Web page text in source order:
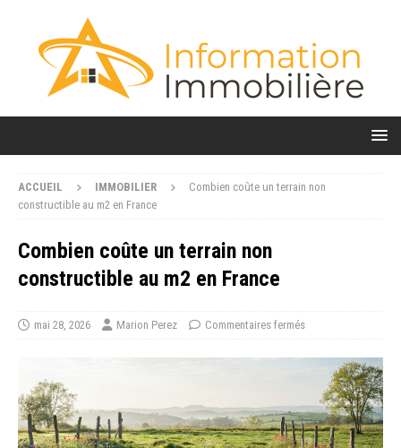
ACCUEIL IMMOBILIER
Combien coûte un terrain non
constructible au m2 en France
Combien coûte un terrain non
constructible au m2 en France
mai 28, 2026 Marion Perez Commentaires fermés